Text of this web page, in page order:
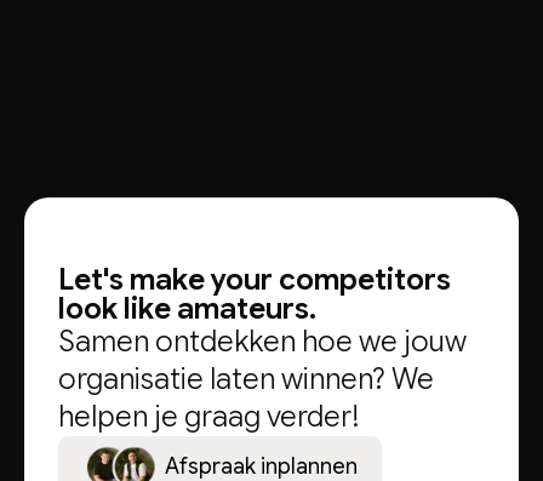
Let's make your competitors
look like amateurs.
Samen ontdekken hoe we jouw
organisatie laten winnen? We
helpen je graag verder!
Afspraak inp annen